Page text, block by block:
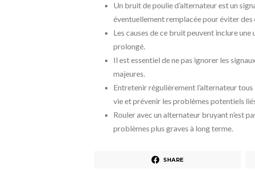
Un bruit de poulie d’alternateur est un
éventuellement remplacée pour éviter des
Les causes de ce bruit peuvent inclure
prolongé.
Il est essentiel de ne pas ignorer les
majeures.
Entretenir régulièrement l’alternateur
vie et prévenir les problèmes potentiels
Rouler avec un alternateur bruyant n’est
problèmes plus graves à long terme.
SHARE